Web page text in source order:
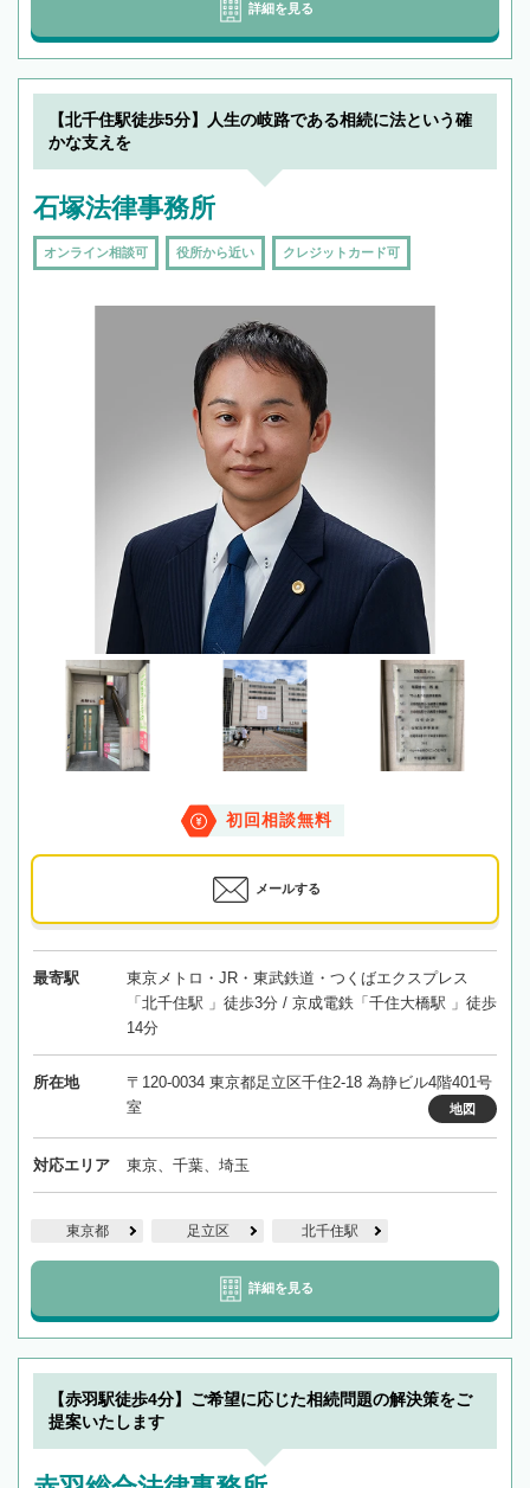
詳細を見る
【北千住駅徒歩5分】人生の岐路である相続に法という確
かな支えを
石塚法律事務所
オンライン相談可 役所から近い クレジットカード可
初回相談無料
メールする
最寄駅
東京メトロ・JR・東武鉄道・つくばエクスプレス
「北千住駅 」徒歩3分 / 京成電鉄「千住大橋駅 」徒歩
14分
所在地
〒120-0034 東京都足立区千住2-18 為静ビル4階401号
室
地図
対応エリア 東京、千葉、埼玉
東京都 足立区 北千住駅
詳細を見る
【赤羽駅徒歩4分】ご希望に応じた相続問題の解決策をご
提案いたします